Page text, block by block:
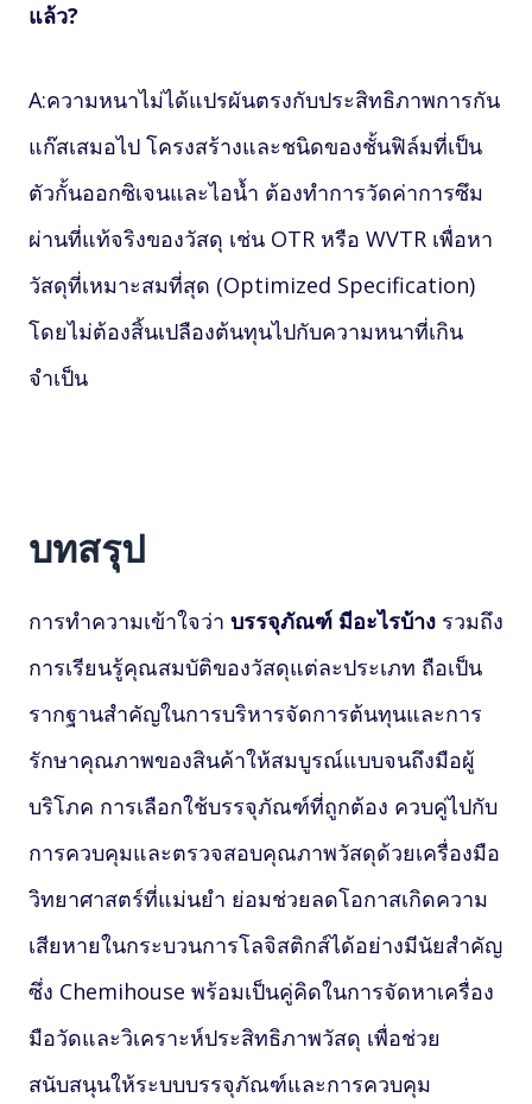
แล้ว?
A:ความหนาไม่ได้แปรผันตรงกับประสิทธิภาพการกัน
แก๊สเสมอไป โครงสร้างและชนิดของชั้นฟิล์มที่เป็น
ตัวกั้นออกซิเจนและไอน้ำ ต้องทำการวัดค่าการซึม
ผ่านที่แท้จริงของวัสดุ เช่น OTR หรือ WVTR เพื่อหา
วัสดุที่เหมาะสมที่สุด (Optimized Specification)
โดยไม่ต้องสิ้นเปลืองต้นทุนไปกับความหนาที่เกิน
จำเป็น
บทสรุป
การทำความเข้าใจว่า บรรจุภัณฑ์ มีอะไรบ้าง รวมถึง
การเรียนรู้คุณสมบัติของวัสดุแต่ละประเภท ถือเป็น
รากฐานสำคัญในการบริหารจัดการต้นทุนและการ
รักษาคุณภาพของสินค้าให้สมบูรณ์แบบจนถึงมือผู้
บริโภค การเลือกใช้บรรจุภัณฑ์ที่ถูกต้อง ควบคู่ไปกับ
การควบคุมและตรวจสอบคุณภาพวัสดุด้วยเครื่องมือ
วิทยาศาสตร์ที่แม่นยำ ย่อมช่วยลดโอกาสเกิดความ
เสียหายในกระบวนการโลจิสติกส์ได้อย่างมีนัยสำคัญ
ซึ่ง Chemihouse พร้อมเป็นคู่คิดในการจัดหาเครื่อง
มือวัดและวิเคราะห์ประสิทธิภาพวัสดุ เพื่อช่วย
สนับสนุนให้ระบบบรรจุภัณฑ์และการควบคุม